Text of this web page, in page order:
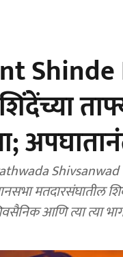
Shinde
Shivsanwad
मतदारसंघातील
आणि त्या त्या